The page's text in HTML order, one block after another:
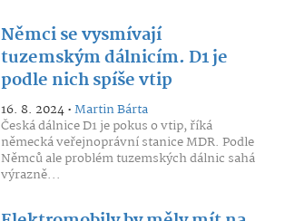
Němci se vysmívají
tuzemským dálnicím. D1 je
podle nich spíše vtip
16. 8. 2024 •Martin Bárta
Česká dálnice D1 je pokus o vtip, říká
německá veřejnoprávní stanice MDR. Podle
Němců ale problém tuzemských dálnic sahá
výrazně...